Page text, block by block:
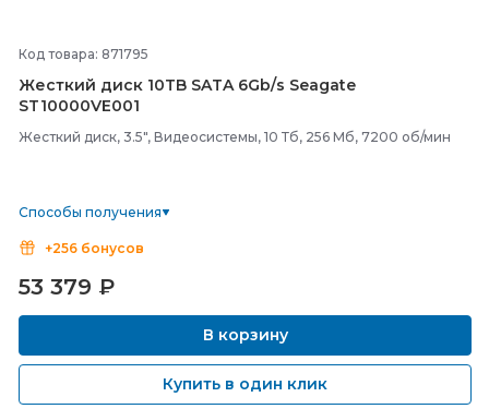
Код товара: 871795
Жесткий диск 10TB SATA 6Gb/s Seagate
ST10000VE001
Жесткий диск, 3.5", Видеосистемы, 10 Тб, 256 Мб, 7200 об/мин
Способы получения
+256 бонусов
53 379 ₽
В корзину
Купить в один клик